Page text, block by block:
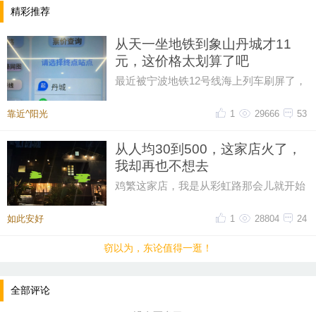
精彩推荐
从天一坐地铁到象山丹城才11
元，这价格太划算了吧
最近被宁波地铁12号线海上列车刷屏了，
从天一广场坐到象山丹城是11晕
靠近^阳光 53
29666
1
从人均30到500，这家店火了，
我却再也不想去
鸡繁这家店，我是从彩虹路那会儿就开始
声再多，我也愿意去，那时候感
如此安好 24
28804
1
窃以为，东论值得一逛！
全部评论